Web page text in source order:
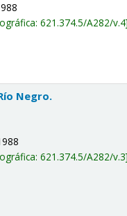
621.374.5/A282/v.4
Negro.
621.374.5/A282/v.3